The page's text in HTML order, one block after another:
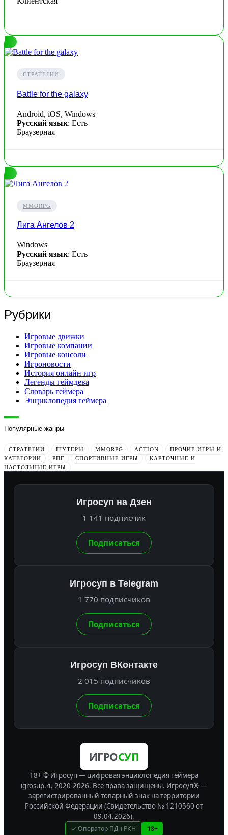
СТРАТЕГИИ
Battle for the galaxy
Android, iOS, Windows
Русский язык: Есть
Браузерная
MMORPG
Лига Ангелов 2
Windows
Русский язык: Есть
Браузерная
Рубрики
Игровые движки
Игровые компании
Игровые консоли
Игроновости
История онлайн игр
Легенды геймдева
Словарь геймера
Энциклопедия геймера
Популярные жанры
СТРАТЕГИИ ШУТЕРЫ MMORPG ACTION
ПРОЧИЕ ИГРЫ И
КАТЕГОРИИ
РПГ СПОРТИВНЫЕ ИГРЫ
КАРТОЧНЫЕ И
НАСТОЛЬНЫЕ ИГРЫ
Игросуп на Дзен
1 141 подписчик
Подписаться
Игросуп в Telegram
1 770 подписчиков
Подписаться
Игросуп ВКонтакте
2 015 подписчиков
Подписаться
ИГРОСУП
18+ © Игросуп — цифровая энциклопедия геймера
igrosup.ru 2020-2026. Все права защищены. Игросуп® —
зарегистрированный товарный знак на территории
Российской Федерации (Свидетельство № 1210560 от
09.04.2026).
✓ Оператор ПДн РКН 18+